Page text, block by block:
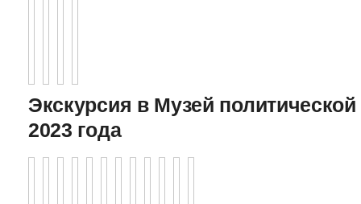
Экскурсия в Музей
2023 года